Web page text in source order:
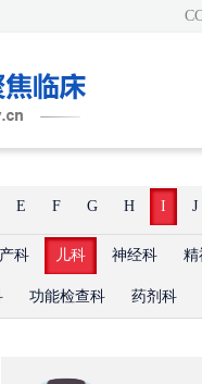
E F G H I J
科 儿科 神经科 精
功能检查科 药剂科